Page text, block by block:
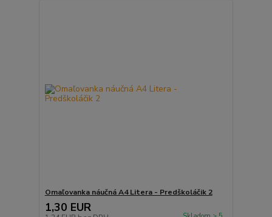
Omaľovanka náučná A4 Litera - Predškoláčik 2
1,30 EUR